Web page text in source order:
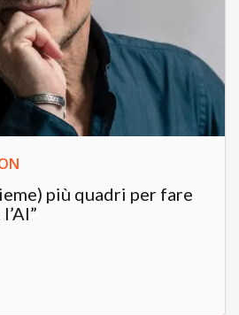
più quadri per fare